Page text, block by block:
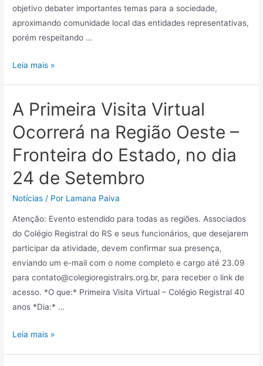
objetivo debater importantes temas para a sociedade,
aproximando comunidade local das entidades representativas,
porém respeitando …
Leia mais »
A Primeira Visita Virtual
Ocorrerá na Região Oeste –
Fronteira do Estado, no dia
24 de Setembro
Notícias / Por Lamana Paiva
Atenção: Evento estendido para todas as regiões. Associados
do Colégio Registral do RS e seus funcionários, que desejarem
participar da atividade, devem confirmar sua presença,
enviando um e-mail com o nome completo e cargo até 23.09
para contato@colegioregistralrs.org.br, para receber o link de
acesso. *O que:* Primeira Visita Virtual – Colégio Registral 40
anos *Dia:* …
Leia mais »